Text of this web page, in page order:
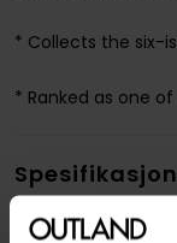
* Collects the six-
* Ranked as one of
Varenummer